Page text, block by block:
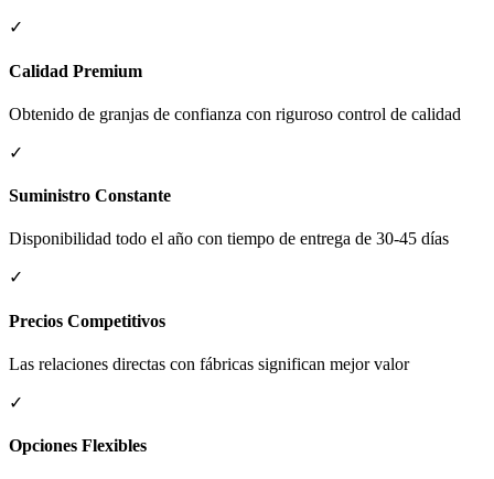
✓
Calidad Premium
Obtenido de granjas de confianza con riguroso control de calidad
✓
Suministro Constante
Disponibilidad todo el año con tiempo de entrega de 30-45 días
✓
Precios Competitivos
Las relaciones directas con fábricas significan mejor valor
✓
Opciones Flexibles